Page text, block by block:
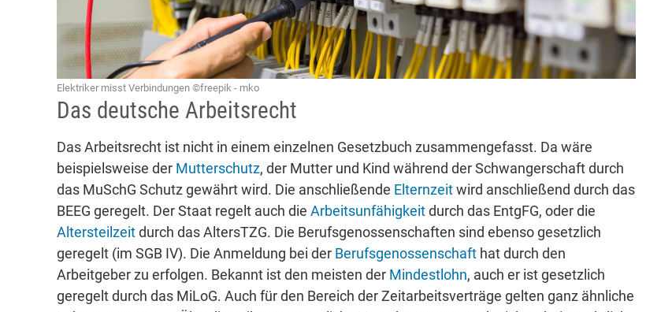
Elektriker misst Verbindungen ©freepik - mko
Das deutsche Arbeitsrecht
Das Arbeitsrecht ist nicht in einem einzelnen Gesetzbuch zusammengefasst. Da wäre
beispielsweise der Mutterschutz, der Mutter und Kind während der Schwangerschaft durch
das MuSchG Schutz gewährt wird. Die anschließende Elternzeitwird anschließend durch das
BEEG geregelt. Der Staat regelt auch die Arbeitsunfähigkeitdurch das EntgFG, oder die
Altersteilzeitdurch das AltersTZG. Die Berufsgenossenschaften sind ebenso gesetzlich
geregelt (im SGB IV). Die Anmeldung bei der Berufsgenossenschaft hat durch den
Arbeitgeber zu erfolgen. Bekannt ist den meisten der Mindestlohn, auch er ist gesetzlich
geregelt durch das MiLoG. Auch für den Bereich der Zeitarbeitsverträge gelten ganz ähnliche